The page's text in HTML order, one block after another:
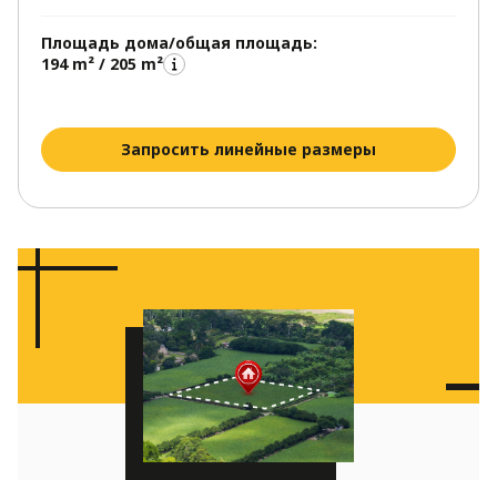
Площадь дома/общая площадь:
194 m² / 205 m²
Запросить линейные размеры